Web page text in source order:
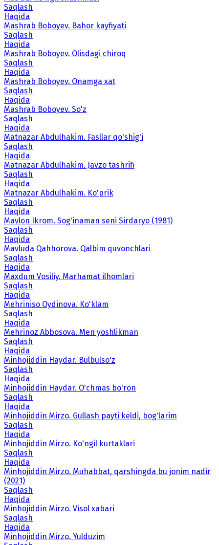
Saqlash
Haqida
Mashrab Boboyev. Bahor kayfiyati
Saqlash
Haqida
Mashrab Boboyev. Olisdagi chiroq
Saqlash
Haqida
Mashrab Boboyev. Onamga xat
Saqlash
Haqida
Mashrab Boboyev. So'z
Saqlash
Haqida
Matnazar Abdulhakim. Fasllar qo'shig'i
Saqlash
Haqida
Matnazar Abdulhakim. Javzo tashrifi
Saqlash
Haqida
Matnazar Abdulhakim. Ko'prik
Saqlash
Haqida
Mavlon Ikrom. Sog'inaman seni Sirdaryo (1981)
Saqlash
Haqida
Mavluda Qahhorova. Qalbim quvonchlari
Saqlash
Haqida
Maxdum Vosiliy. Marhamat ilhomlari
Saqlash
Haqida
Mehriniso Oydinova. Ko'klam
Saqlash
Haqida
Mehrinoz Abbosova. Men yoshlikman
Saqlash
Haqida
Minhojiddin Haydar. Bulbulso'z
Saqlash
Haqida
Minhojiddin Haydar. O'chmas bo'ron
Saqlash
Haqida
Minhojiddin Mirzo. Gullash payti keldi, bog'larim
Saqlash
Haqida
Minhojiddin Mirzo. Ko'ngil kurtaklari
Saqlash
Haqida
Minhojiddin Mirzo. Muhabbat, qarshingda bu jonim nadir
(2021)
Saqlash
Haqida
Minhojiddin Mirzo. Visol xabari
Saqlash
Haqida
Minhojiddin Mirzo. Yulduzim